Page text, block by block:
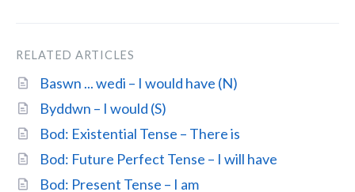
RELATED ARTICLES
Baswn ... wedi – I would have (N)
Byddwn – I would (S)
Bod: Existential Tense – There is
Bod: Future Perfect Tense – I will have
Bod: Present Tense – I am